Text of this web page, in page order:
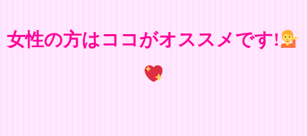
女性の方はココがオススメです!